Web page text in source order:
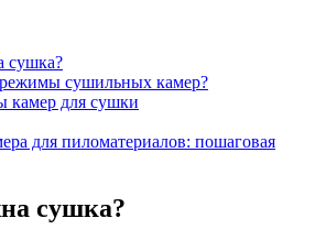
сушка?
сушильных камер?
камер для сушки
для пиломатериалов: пошаговая
сушка?